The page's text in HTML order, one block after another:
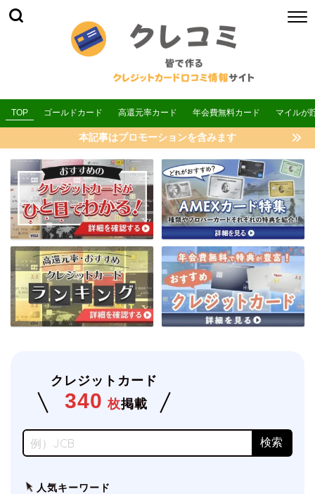
TOP ゴールドカード 高還元率カード 年会費無料カード マイルが
本記事はプロモーションを含みます
クレジットカード
340 枚掲載
人気キーワード